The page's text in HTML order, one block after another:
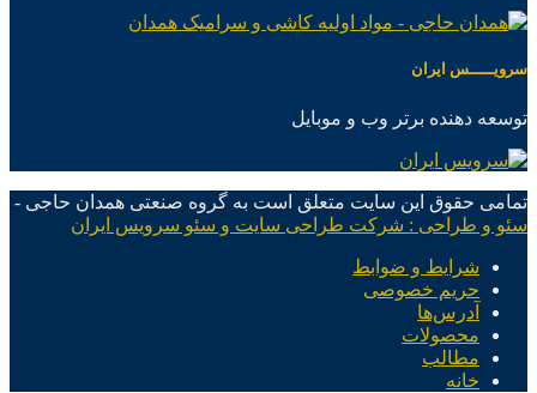
سرویـــــس ایران
توسعه دهنده برتر وب و موبایل
تمامی حقوق این سایت متعلق است به گروه صنعتی همدان حاجی -
سئو و طراحی : شرکت طراحی سایت و سئو سرویس ایران
شرایط و ضوابط
حریم خصوصی
آدرس‌ها
محصولات
مطالب
خانه